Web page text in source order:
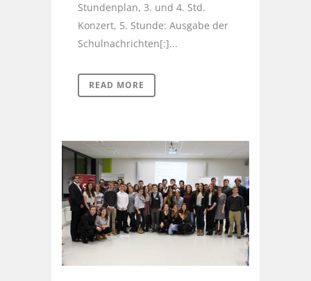
Stundenplan, 3. und 4. Std.
Konzert, 5. Stunde: Ausgabe der
Schulnachrichten[:]...
READ MORE